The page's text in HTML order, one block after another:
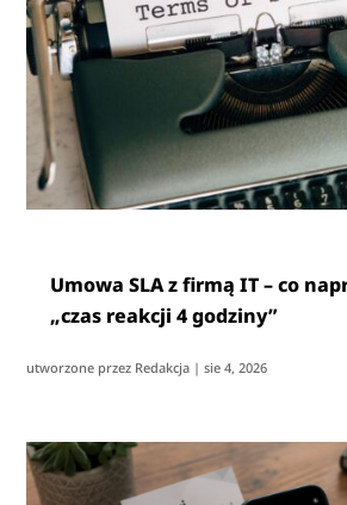
Umowa SLA z firmą IT – co
„czas reakcji 4 godziny”
utworzone przez Redakcja |sie 4, 2026